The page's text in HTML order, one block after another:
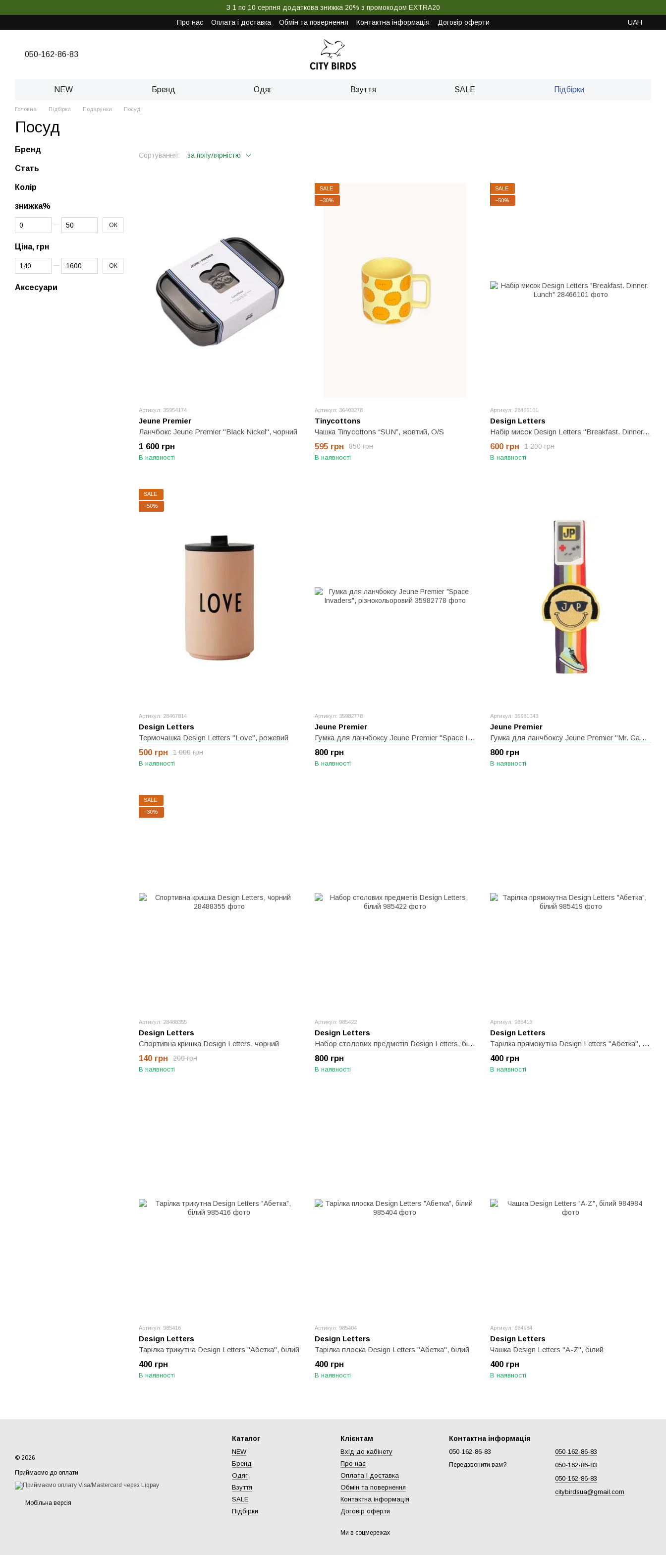
З 1 по 10 серпня додаткова знижка 20% з промокодом EXTRA20
Про нас
Оплата і доставка Обмін та повернення Контактна інформація Договір оферти UAH
050-162-86-83
NEW Бренд Одяг Взуття SALE Підбірки
Головна Підбірки Подарунки Посуд
Посуд
Сортування: за популярністю
Артикул: 35954174
Jeune Premier
Ланчбокс Jeune Premier "Black Nickel", чорний
1 600 грн
В наявності
SALE
−30%
Артикул: 36403278
Tinycottons
Чашка Tinycottons “SUN”, жовтий, O/S
850 грн
595 грн
В наявності
SALE
−50%
Артикул: 28466101
Design Letters
Набір мисок Design Letters "Breakfast. Dinner. Lunch"
1 200 грн
600 грн
В наявності
SALE
−50%
Артикул: 28467814
Design Letters
Термочашка Design Letters "Love", рожевий
1 000 грн
500 грн
В наявності
Артикул: 35982778
Jeune Premier
Гумка для ланчбоксу Jeune Premier "Space Invaders", різнокольоровий
800 грн
В наявності
Артикул: 35981043
Jeune Premier
Гумка для ланчбоксу Jeune Premier "Mr. Gadget", різнокольоровий
800 грн
В наявності
SALE
−30%
Артикул: 28488355
Design Letters
Спортивна кришка Design Letters, чорний
200 грн
140 грн
В наявності
Артикул: 985422
Design Letters
Набор столових предметів Design Letters, білий
800 грн
В наявності
Артикул: 985419
Design Letters
Тарілка прямокутна Design Letters "Абетка", білий
400 грн
В наявності
Артикул: 985416
Design Letters
Тарілка трикутна Design Letters "Абетка", білий
400 грн
В наявності
Артикул: 985404
Design Letters
Тарілка плоска Design Letters "Абетка", білий
400 грн
В наявності
Артикул: 984984
Design Letters
Чашка Design Letters "A-Z", білий
400 грн
В наявності
Бренд
Стать
Колір
знижка%
Від знижка%
До знижка% ОК
Ціна, грн
Від Ціна, грн
До Ціна, грн ОК
Аксесуари
© 2026
Приймаємо до оплати
Мобільна версія
Каталог
NEW
Бренд
Одяг
Взуття
SALE
Підбірки
Клієнтам
Вхід до кабінету
Про нас
Оплата і доставка
Обмін та повернення
Контактна інформація
Договір оферти
Ми в соцмережах
Контактна інформація
050-162-86-83
Передзвонити вам?
050-162-86-83
050-162-86-83
050-162-86-83
citybirdsua@gmail.com